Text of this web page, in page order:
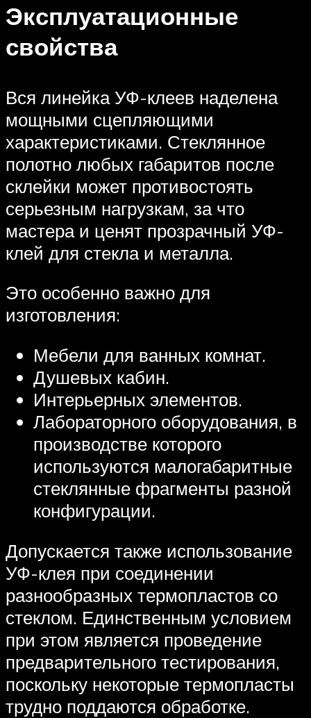
Эксплуатационные
свойства
Вся линейка УФ-клеев наделена
мощными сцепляющими
характеристиками. Стеклянное
полотно любых габаритов после
склейки может противостоять
серьезным нагрузкам, за что
мастера и ценят прозрачный УФ-
клей для стекла и металла.
Это особенно важно для
изготовления:
Мебели для ванных комнат.
Душевых кабин.
Интерьерных элементов.
Лабораторного оборудования, в
производстве которого
используются малогабаритные
стеклянные фрагменты разной
конфигурации.
Допускается также использование
УФ-клея при соединении
разнообразных термопластов со
стеклом. Единственным условием
при этом является проведение
предварительного тестирования,
поскольку некоторые термопласты
трудно поддаются обработке.